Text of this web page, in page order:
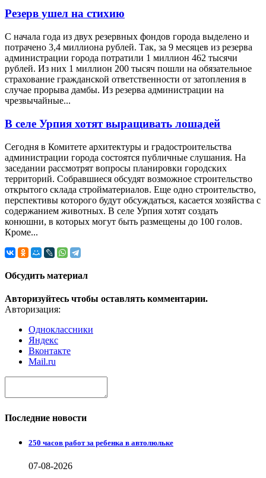
Резерв ушел на стихию
С начала года из двух резервных фондов города выделено и
потрачено 3,4 миллиона рублей. Так, за 9 месяцев из резерва
администрации города потратили 1 миллион 462 тысячи
рублей. Из них 1 миллион 200 тысяч пошли на обязательное
страхование гражданской ответственности от затопления в
случае прорыва дамбы. Из резерва администрации на
чрезвычайные...
В селе Урпия хотят выращивать лошадей
Сегодня в Комитете архитектуры и градостроительства
администрации города состоятся публичные слушания. На
заседании рассмотрят вопросы планировки городских
территорий. Собравшиеся обсудят возможное строительство
открытого склада стройматериалов. Еще одно строительство,
перспективы которого будут обсуждаться, касается хозяйства с
содержанием животных. В селе Урпия хотят создать
конюшни, в которых могут быть размещены до 100 голов.
Кроме...
Обсудить материал
Авторизуйтесь чтобы оставлять комментарии.
Авторизация:
Одноклассники
Яндекс
Вконтакте
Mail.ru
Последние новости
250 часов работ за ребенка в автолюльке
07-08-2026